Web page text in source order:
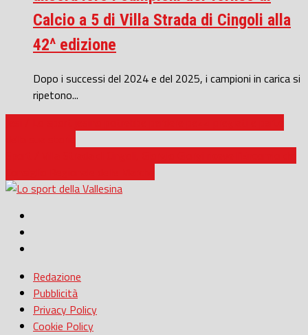
Calcio a 5 di Villa Strada di Cingoli alla
42^ edizione
Dopo i successi del 2024 e del 2025, i campioni in carica si
ripetono...
Redazione
Pubblicità
Privacy Policy
Cookie Policy